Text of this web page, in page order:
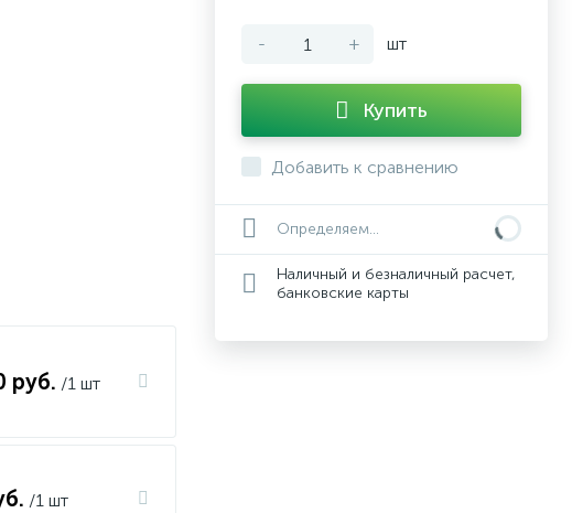
руб. /1 шт
/1 шт
- + шт
Купить
Добавить к сравнению
Определяем...
Наличный и безналичный расчет,
банковские карты